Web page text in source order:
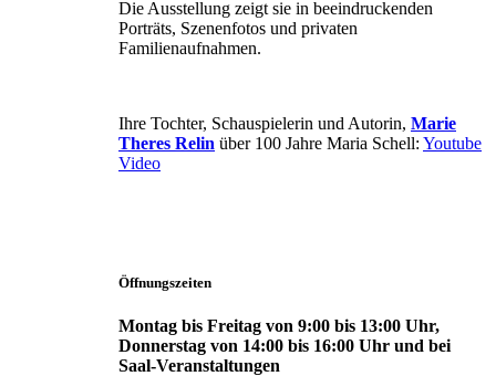
Die Ausstellung zeigt sie in beeindruckenden
Porträts, Szenenfotos und privaten
Familienaufnahmen.
Ihre Tochter, Schauspielerin und Autorin, Marie
Theres Relin über 100 Jahre Maria Schell: Youtube
Video
Öffnungszeiten
Montag bis Freitag von 9:00 bis 13:00 Uhr,
Donnerstag von 14:00 bis 16:00 Uhr und bei
Saal-Veranstaltungen